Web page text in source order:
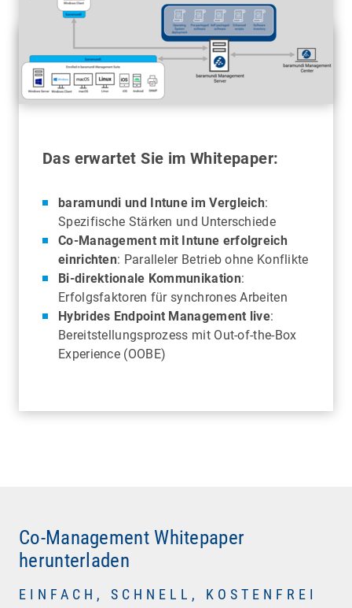
Das erwartet Sie im Whitepaper:
baramundi und Intune im Vergleich:
Spezifische Stärken und Unterschiede
Co-Management mit Intune erfolgreich
einrichten: Paralleler Betrieb ohne Konflikte
Bi-direktionale Kommunikation:
Erfolgsfaktoren für synchrones Arbeiten
Hybrides Endpoint Management live:
Bereitstellungsprozess mit Out-of-the-Box
Experience (OOBE)
Co-Management Whitepaper
herunterladen
EINFACH, SCHNELL, KOSTENFREI